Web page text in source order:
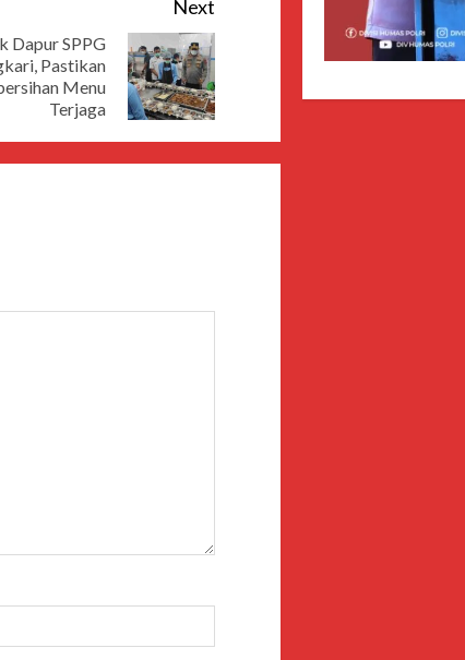
Next
Dapur SPPG
Pastikan
Menu
Terjaga